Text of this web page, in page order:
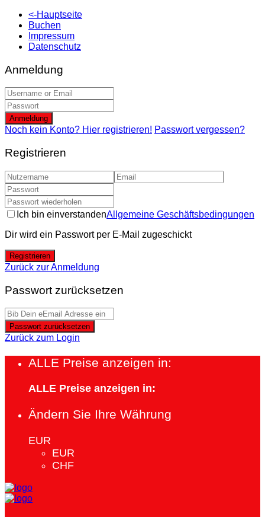
<-Hauptseite
Buchen
Impressum
Datenschutz
Anmeldung
Anmeldung
Noch kein Konto? Hier registrieren! Passwort vergessen?
Registrieren
Ich bin einverstandenAllgemeine Geschäftsbedingungen
Dir wird ein Passwort per E-Mail zugeschickt
Registrieren
Zurück zur Anmeldung
Passwort zurücksetzen
Passwort zurücksetzen
Zurück zum Login
ALLE Preise anzeigen in:
ALLE Preise anzeigen in:
Ändern Sie Ihre Währung
EUR
EUR
CHF